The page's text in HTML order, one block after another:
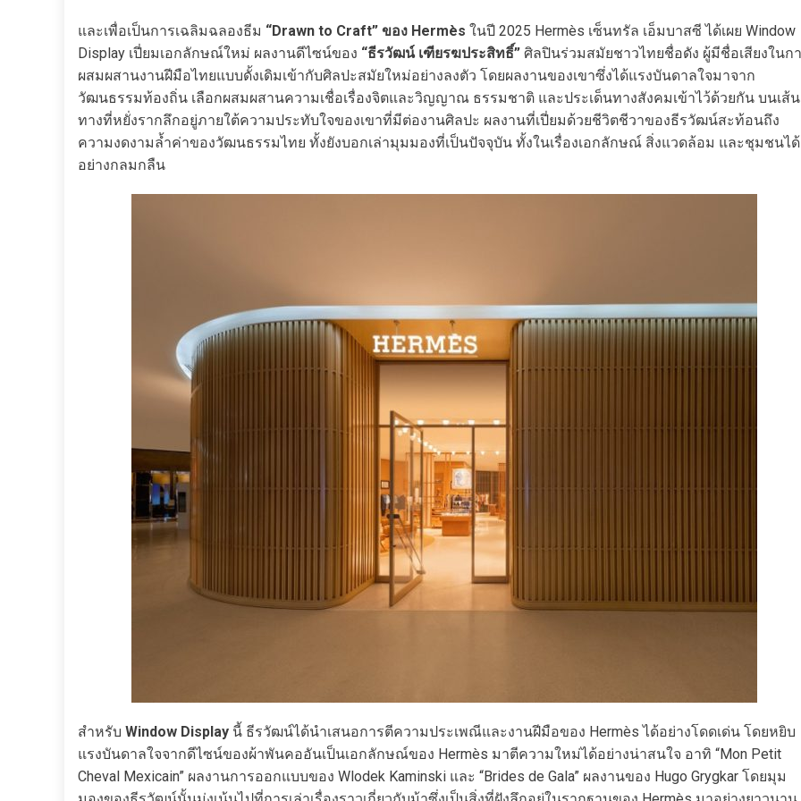
และเพื่อเป็นการเฉลิมฉลองธีม “Drawn to Craft” ของ Hermès ในปี 2025 Hermès เซ็นทรัล เอ็มบาสซี ได้เผย Window
Display เปี่ยมเอกลักษณ์ใหม่ ผลงานดีไซน์ของ “ธีรวัฒน์ เฑียรฆประสิทธิ์” ศิลปินร่วมสมัยชาวไทยชื่อดัง ผู้มีชื่อเสียงในก
ผสมผสานงานฝีมือไทยแบบดั้งเดิมเข้ากับศิลปะสมัยใหม่อย่างลงตัว โดยผลงานของเขาซึ่งได้แรงบันดาลใจมาจาก
วัฒนธรรมท้องถิ่น เลือกผสมผสานความเชื่อเรื่องจิตและวิญญาณ ธรรมชาติ และประเด็นทางสังคมเข้าไว้ด้วยกัน บนเส้น
ทางที่หยั่งรากลึกอยู่ภายใต้ความประทับใจของเขาที่มีต่องานศิลปะ ผลงานที่เปี่ยมด้วยชีวิตชีวาของธีรวัฒน์สะท้อนถึง
ความงดงามล้ำค่าของวัฒนธรรมไทย ทั้งยังบอกเล่ามุมมองที่เป็นปัจจุบัน ทั้งในเรื่องเอกลักษณ์ สิ่งแวดล้อม และชุมชนได้
อย่างกลมกลืน
สำหรับ Window Display นี้ ธีรวัฒน์ได้นำเสนอการตีความประเพณีและงานฝีมือของ Hermès ได้อย่างโดดเด่น โดยหยิบ
แรงบันดาลใจจากดีไซน์ของผ้าพันคออันเป็นเอกลักษณ์ของ Hermès มาตีความใหม่ได้อย่างน่าสนใจ อาทิ “Mon Petit
Cheval Mexicain” ผลงานการออกแบบของ Wlodek Kaminski และ “Brides de Gala” ผลงานของ Hugo Grygkar โดยมุม